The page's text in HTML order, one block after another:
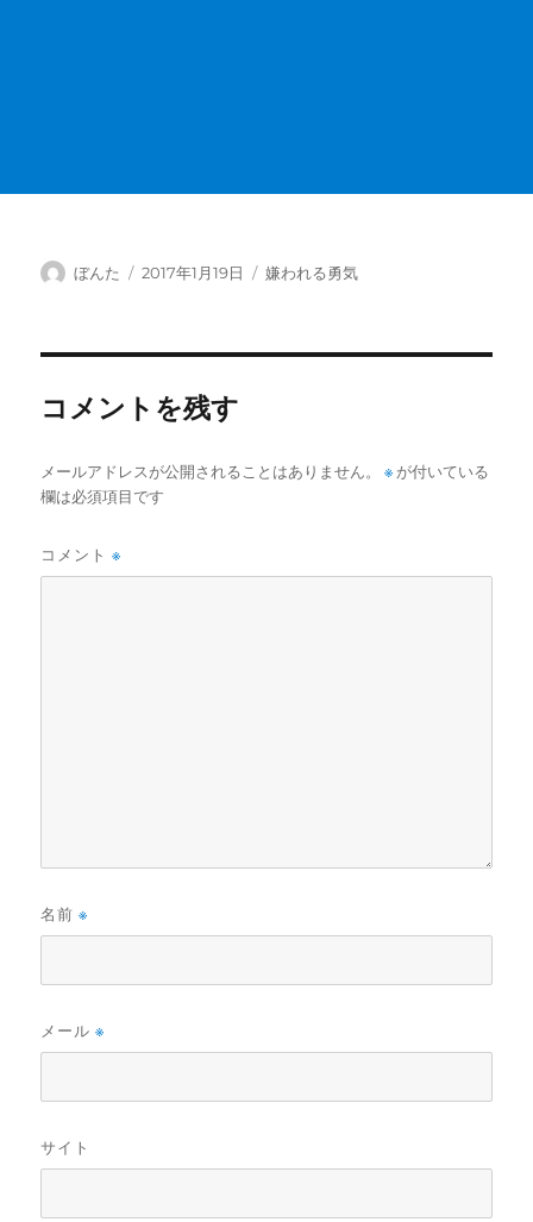
投
ぼんた
投
2017年1月19日
カ
嫌われる勇気
コメントを残す
メールアドレスが公開されることはありません。 ※ が付いている
欄は必須項目です
コメント※
名前※
メール※
サイト